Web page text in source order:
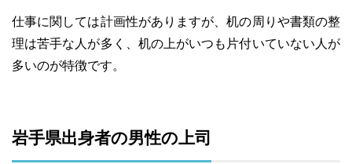
仕事に関しては計画性がありますが、机の周りや書類の整
理は苦手な人が多く、机の上がいつも片付いていない人が
多いのが特徴です。
岩手県出身者の男性の上司